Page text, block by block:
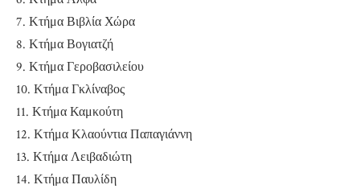
7. Κτήμα Βιβλία Χώρα
8. Κτήμα Βογιατζή
9. Κτήμα Γεροβασιλείου
10. Κτήμα Γκλίναβος
11. Κτήμα Καμκούτη
12. Κτήμα Κλαούντια Παπαγιάννη
13. Κτήμα Λειβαδιώτη
14. Κτήμα Παυλίδη